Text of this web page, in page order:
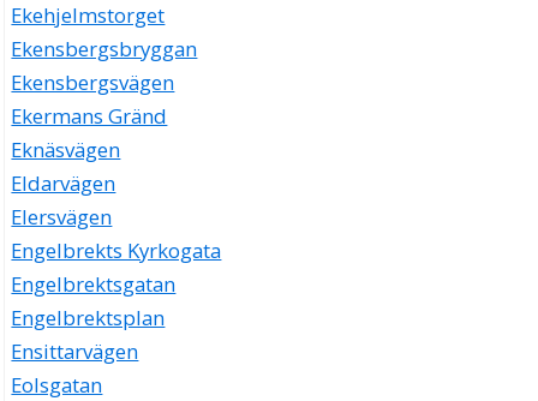
Ekehjelmstorget
Ekensbergsbryggan
Ekensbergsvägen
Ekermans Gränd
Eknäsvägen
Eldarvägen
Elersvägen
Engelbrekts Kyrkogata
Engelbrektsgatan
Engelbrektsplan
Ensittarvägen
Eolsgatan